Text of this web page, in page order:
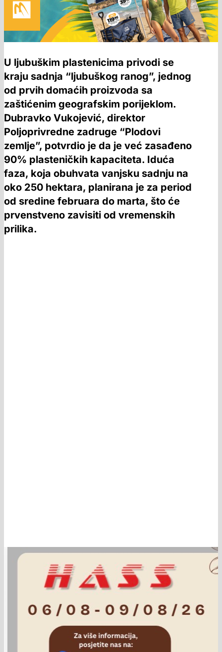
U ljubuškim plastenicima privodi se
kraju sadnja “ljubuškog ranog”, jednog
od prvih domaćih proizvoda sa
zaštićenim geografskim porijeklom.
Dubravko Vukojević, direktor
Poljoprivredne zadruge “Plodovi
zemlje”, potvrdio je da je već zasađeno
90% plasteničkih kapaciteta. Iduća
faza, koja obuhvata vanjsku sadnju na
oko 250 hektara, planirana je za period
od sredine februara do marta, što će
prvenstveno zavisiti od vremenskih
prilika.